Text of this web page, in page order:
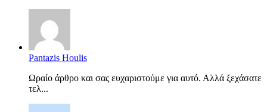
Pantazis Houlis
Ωραίο άρθρο και σας ευχαριστούμε για αυτό. Αλλά ξεχάσατε
τελ...